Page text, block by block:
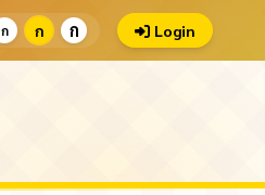
ก ก ก Login